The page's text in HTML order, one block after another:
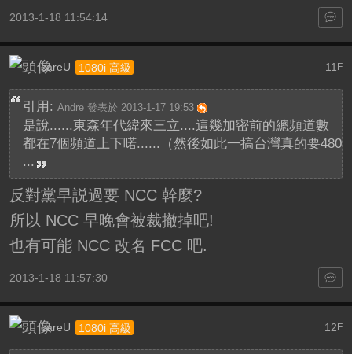
2013-1-18 11:54:14
11 F
IcareU 1080i 高級
引用: Andre 發表於 2013-1-17 19:53
是說......東森年代緯來三立....這幾加密前的總頻道數
都在7個頻道上下喏......（然後如此一搞台灣真的要480
...
反對黨早説過要 NCC 幹麼?
所以 NCC 早晚會被裁撤掉吧!
也有可能 NCC 改名 FCC 吧.
2013-1-18 11:57:30
12 F
IcareU 1080i 高級